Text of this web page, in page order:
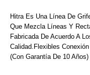
Hitra Es Una Línea De
Que Mezcla Líneas Y
Fabricada De Acuerdo A
Calidad.Flexibles
(Con Garantía De 10